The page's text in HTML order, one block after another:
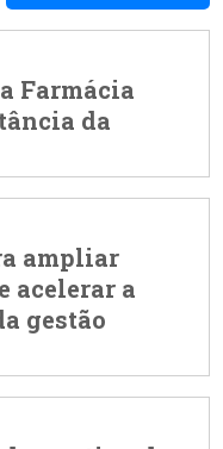
Farmácia
da
ampliar
acelerar a
gestão